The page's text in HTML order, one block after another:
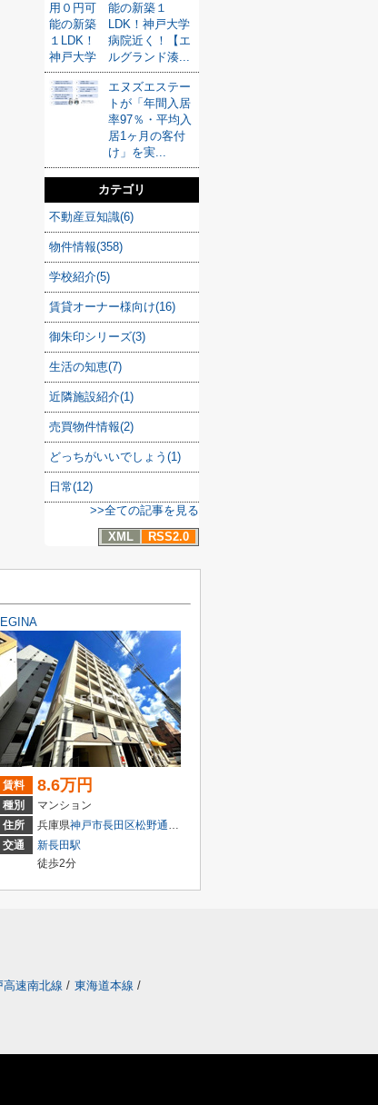
能の新築１
LDK！神戸大学
病院近く！【エ
ルグランド湊...
エヌズエステー
トが「年間入居
率97％・平均入
居1ヶ月の客付
け」を実...
カテゴリ
不動産豆知識(6)
物件情報(358)
学校紹介(5)
賃貸オーナー様向け(16)
御朱印シリーズ(3)
生活の知恵(7)
近隣施設紹介(1)
売買物件情報(2)
どっちがいいでしょう(1)
日常(12)
>>全ての記事を見る
XML
RSS2.0
賃料 8.6万円
種別
マンション
住所
兵庫県神戸市長田区松野通２丁目
交通
新長田駅
徒歩2分
高速南北線 / 東海道本線 /